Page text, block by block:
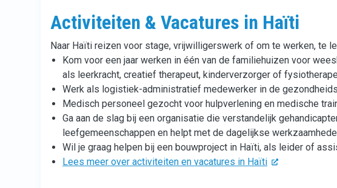
Activiteiten & Vacatures in Haïti
Naar Haïti reizen voor stage, vrijwilligerswerk of om te werken, te
Kom voor een jaar werken in één van de familiehuizen voor
als leerkracht, creatief therapeut, kinderverzorger of
Werk als logistiek-administratief medewerker in de
Medisch personeel gezocht voor hulpverlening en medische
Ga aan de slag bij een organisatie die verstandelijk
leefgemeenschappen en helpt met de dagelijkse
Wil je graag helpen bij een bouwproject in Haïti, als leider of
Lees meer over activiteiten en vacatures in Haïti